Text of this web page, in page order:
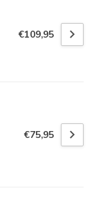
€109,95
€75,95